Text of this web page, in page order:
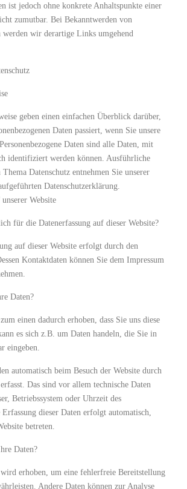
ist jedoch ohne konkrete Anhaltspunkte einer
zumutbar. Bei Bekanntwerden von
werden wir derartige Links umgehend
geben einen einfachen Überblick darüber,
Daten passiert, wenn Sie unsere
Daten sind alle Daten, mit
identifiziert werden können. Ausführliche
Datenschutz entnehmen Sie unserer
Datenschutzerklärung.
Website
für die Datenerfassung auf dieser Website?
auf dieser Website erfolgt durch den
Kontaktdaten können Sie dem Impressum
Daten?
einen dadurch erhoben, dass Sie uns diese
es sich z.B. um Daten handeln, die Sie in
eingeben.
automatisch beim Besuch der Website durch
Das sind vor allem technische Daten
Betriebssystem oder Uhrzeit des
dieser Daten erfolgt automatisch,
betreten.
Daten?
erhoben, um eine fehlerfreie Bereitstellung
Andere Daten können zur Analyse